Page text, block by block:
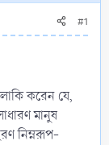
#1
করেন যে,
মানুষ
নিম্নরূপ-